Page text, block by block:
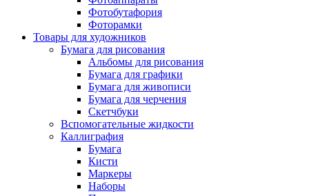
Фотобутафория
Фоторамки
Товары для художников
Бумага для рисования
Альбомы для рисования
Бумага для графики
Бумага для живописи
Бумага для черчения
Скетчбуки
Вспомогательные жидкости
Каллиграфия
Бумага
Кисти
Маркеры
Наборы